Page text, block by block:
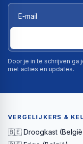
Door je in te schrijven ga
met acties en updates.
VERGELIJKERS &
🇧🇪 Droogkast